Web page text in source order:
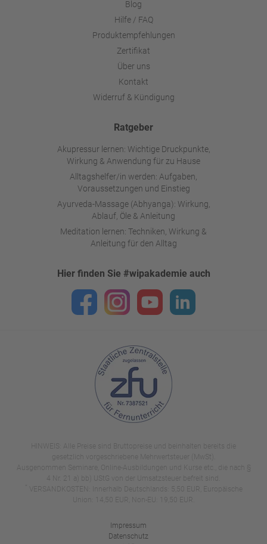
Blog
Hilfe / FAQ
Produktempfehlungen
Zertifikat
Über uns
Kontakt
Widerruf & Kündigung
Ratgeber
Akupressur lernen: Wichtige Druckpunkte,
Wirkung & Anwendung für zu Hause
Alltagshelfer/in werden: Aufgaben,
Voraussetzungen und Einstieg
Ayurveda-Massage (Abhyanga): Wirkung,
Ablauf, Öle & Anleitung
Meditation lernen: Techniken, Wirkung &
Anleitung für den Alltag
Hier finden Sie #wipakademie auch
HINWEIS: Alle Preise sind Bruttopreise und beinhalten bereits die
gesetzlich vorgeschriebene Mehrwertsteuer (MwSt).
Ausgenommen Seminare, Online-Ausbildungen und Kurse etc., die nach §
4 Nr. 21 a) bb) UStG von der Umsatzsteuer befreit sind.
VERSANDKOSTEN: Innerhalb Deutschlands: 5,50 EUR, Europäische
Union: 14,50 EUR, Non-EU: 19,50 EUR.
Impressum
Datenschutz